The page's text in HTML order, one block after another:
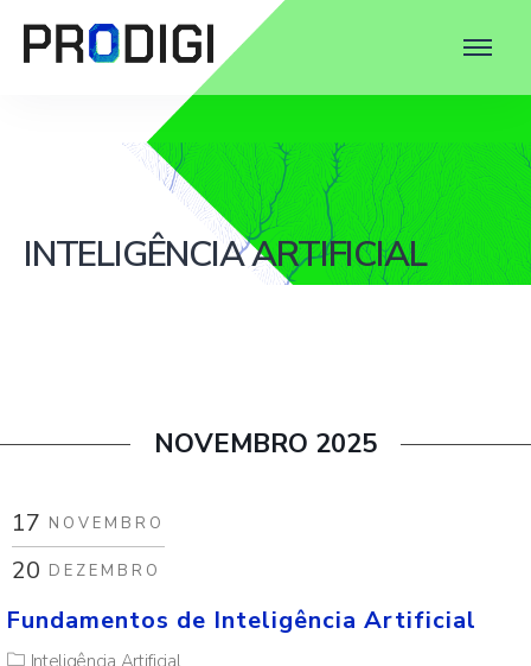
INTELIGÊNCIA ARTIFICIAL
NOVEMBRO 2025
17 NOVEMBRO
20 DEZEMBRO
Fundamentos de Inteligência Artificial
Inteligência Artificial